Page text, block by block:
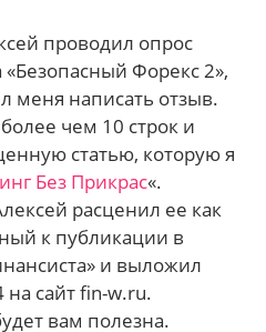
проводил опрос
«Безопасный Форекс 2»,
меня написать отзыв.
чем 10 строк и
статью, которую я
Без Прикрас«.
расценил ее как
к публикации в
и выложил
на сайт fin-w.ru.
вам полезна.